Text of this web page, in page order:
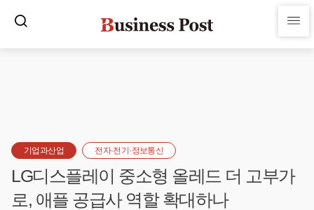
기업과산업 전자·전기·정보통신
LG디스플레이 중소형 올레드 더 고부가
로, 애플 공급사 역할 확대하나